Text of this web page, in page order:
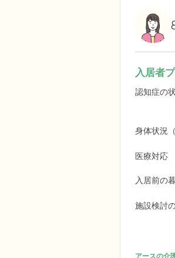
入居者
認知症の
身体状況
医療対応
入居前の
施設検討
アースの介